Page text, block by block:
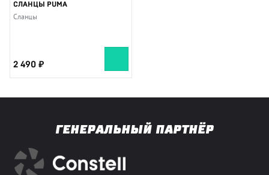
СЛАНЦЫ PUMA
Сланцы
2 490
ГЕНЕРАЛЬНЫЙ ПАРТНЁР